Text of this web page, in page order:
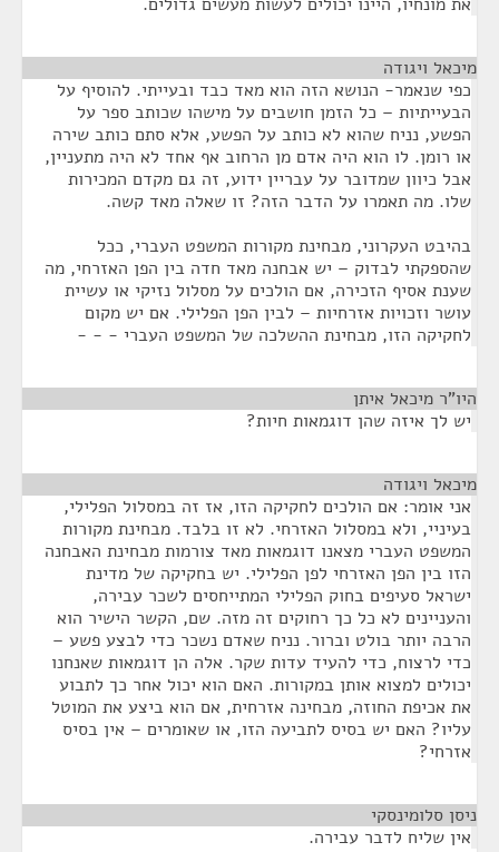
מיכאל ויגודה
כפי שנאמר- הנושא הזה הוא מאד כבד ובעייתי. להוסיף על
הבעייתיות – כל הזמן חושבים על מישהו שכותב ספר על
הפשע, נניח שהוא לא כותב על הפשע, אלא סתם כותב שירה
או רומן. לו הוא היה אדם מן הרחוב אף אחד לא היה מתעניין,
אבל כיוון שמדובר על עבריין ידוע, זה גם מקדם המכירות
שלו. מה תאמרו על הדבר הזה? זו שאלה מאד קשה.
בהיבט העקרוני, מבחינת מקורות המשפט העברי, ככל
שהספקתי לבדוק – יש אבחנה מאד חדה בין הפן האזרחי, מה
שענת אסיף הזכירה, אם הולכים על מסלול נזיקי או עשיית
עושר וזכויות אזרחיות – לבין הפן הפלילי. אם יש מקום
לחקיקה הזו, מבחינת ההשלכה של המשפט העברי - - -
היו"ר מיכאל איתן
יש לך איזה שהן דוגמאות חיות?
מיכאל ויגודה
אני אומר: אם הולכים לחקיקה הזו, אז זה במסלול הפלילי,
בעיניי, ולא במסלול האזרחי. לא זו בלבד. מבחינת מקורות
המשפט העברי מצאנו דוגמאות מאד צורמות מבחינת האבחנה
הזו בין הפן האזרחי לפן הפלילי. יש בחקיקה של מדינת
ישראל סעיפים בחוק הפלילי המתייחסים לשכר עבירה,
והעניינים לא כל כך רחוקים זה מזה. שם, הקשר הישיר הוא
הרבה יותר בולט וברור. נניח שאדם נשכר כדי לבצע פשע –
כדי לרצוח, כדי להעיד עדות שקר. אלה הן דוגמאות שאנחנו
יכולים למצוא אותן במקורות. האם הוא יכול אחר כך לתבוע
את אכיפת החוזה, מבחינה אזרחית, אם הוא ביצע את המוטל
עליו? האם יש בסיס לתביעה הזו, או שאומרים – אין בסיס
אזרחי?
ניסן סלומינסקי
אין שליח לדבר עבירה.